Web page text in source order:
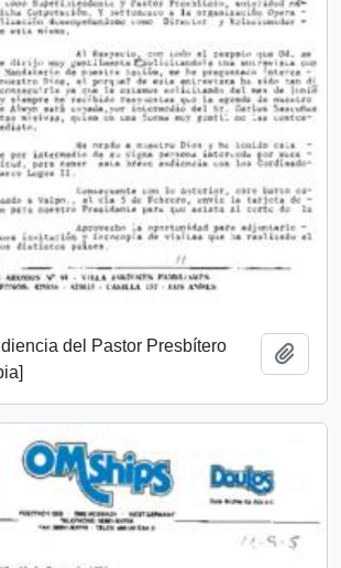
del Pastor Presbítero